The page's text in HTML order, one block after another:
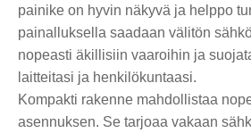
painike on hyvin näkyvä ja helppo
painalluksella saadaan välitön
nopeasti äkillisiin vaaroihin ja
laitteitasi ja henkilökuntaasi.
Kompakti rakenne mahdollistaa
asennuksen. Se tarjoaa vakaan